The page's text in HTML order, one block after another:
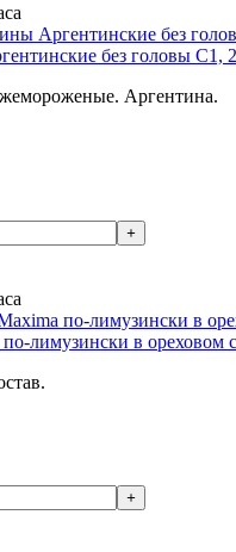
без головы C1,
Аргентина.
+
лимузински в ореховом
+